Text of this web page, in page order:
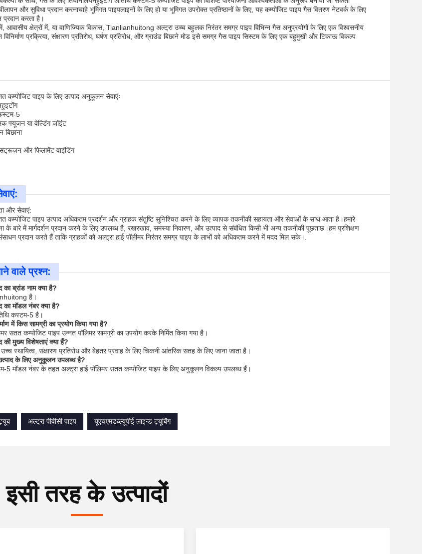
और सुविधा प्रदान करनाचाहे भूमिगत पाइपलाइनों के लिए हो या भूमिगत उपरोक्त प्रतिष्ठानों के लिए, यह कम्पोजिट पाइप गैस वितरण नेटवर्क के लिए
प्रदान करता है।
आवासीय क्षेत्रों में, या वाणिज्यिक विकास, Tianlianhuitong अल्ट्रा उच्च बहुलक निरंतर समग्र पाइप विभिन्न गैस अनुप्रयोगों के लिए एक विश्वसनीय
प्रक्रिया, संक्षारण प्रतिरोध, घर्षण प्रतिरोध, और ग्राउंड बिछाने मोड इसे समग्र गैस पाइप सिस्टम के लिए एक बहुमुखी और टिकाऊ विकल्प
कम्पोजिट पाइप के लिए उत्पाद अनुकूलन सेवाएंः
5
फ्यूजन या वेल्डिंग जॉइंट
बिछाना
और फिलामेंट वाइंडिंग
और सेवाएं:
कम्पोजिट पाइप उत्पाद अधिकतम प्रदर्शन और ग्राहक संतुष्टि सुनिश्चित करने के लिए व्यापक तकनीकी सहायता और सेवाओं के साथ आता है।हमारे
के बारे में मार्गदर्शन प्रदान करने के लिए उपलब्ध है, रखरखाव, समस्या निवारण, और उत्पाद से संबंधित किसी भी अन्य तकनीकी पूछताछ।हम प्रशिक्षण
प्रदान करते हैं ताकि ग्राहकों को अल्ट्रा हाई पॉलीमर निरंतर समग्र पाइप के लाभों को अधिकतम करने में मदद मिल सके।.
वाले प्रश्न:
का ब्रांड नाम क्या है?
है।
का मॉडल नंबर क्या है?
कस्टम-5 है।
में किस सामग्री का प्रयोग किया गया है?
सतत कम्पोजिट पाइप उन्नत पॉलिमर सामग्री का उपयोग करके निर्मित किया गया है।
की मुख्य विशेषताएं क्या हैं?
उच्च स्थायित्व, संक्षारण प्रतिरोध और बेहतर प्रवाह के लिए चिकनी आंतरिक सतह के लिए जाना जाता है।
के लिए अनुकूलन उपलब्ध है?
5 मॉडल नंबर के तहत अल्ट्रा हाई पॉलिमर सतत कम्पोजिट पाइप के लिए अनुकूलन विकल्प उपलब्ध हैं।
अल्ट्रा पीवीसी पाइप यूएचएमडब्ल्यूपीई लाइन्ड ट्यूबिंग
इसी तरह के उत्पादों